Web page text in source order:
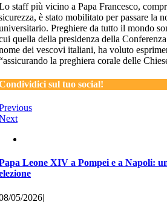
staff più vicino a Papa Francesco,
è stato mobilitato per passare la
Preghiere da tutto il mondo
quella della presidenza della
dei vescovi italiani, ha voluto
la preghiera corale delle
sul tuo social!
Leone XIV a Pompei e a Napoli:
05/2026|